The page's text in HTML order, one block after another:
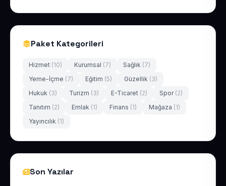
Paket Kategorileri
Hizmet (10) Kurumsal (7) Sağlık (7)
Yeme-İçme (7) Eğitim (5) Güzellik (3)
Hukuk (3) Turizm (3) E-Ticaret (2) Spor (2)
Tanıtım (2) Emlak (1) Finans (1) Mağaza (1)
Yayıncılık (1)
Son Yazılar